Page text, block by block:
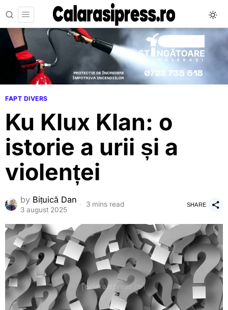
FAPT DIVERS
Ku Klux Klan: o
istorie a urii și a
violenței
by Bițuică Dan
3 august 2025
3 mins read SHARE